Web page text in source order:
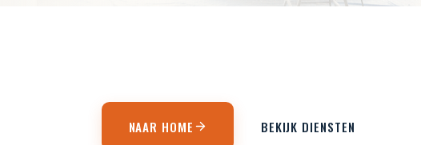
NAAR HOME BEKIJK DIENSTEN